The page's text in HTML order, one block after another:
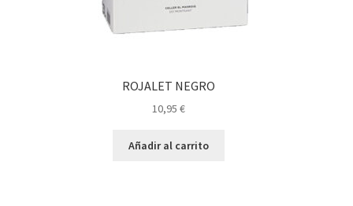
ROJALET NEGRO
10,95€
Añadir al carrito